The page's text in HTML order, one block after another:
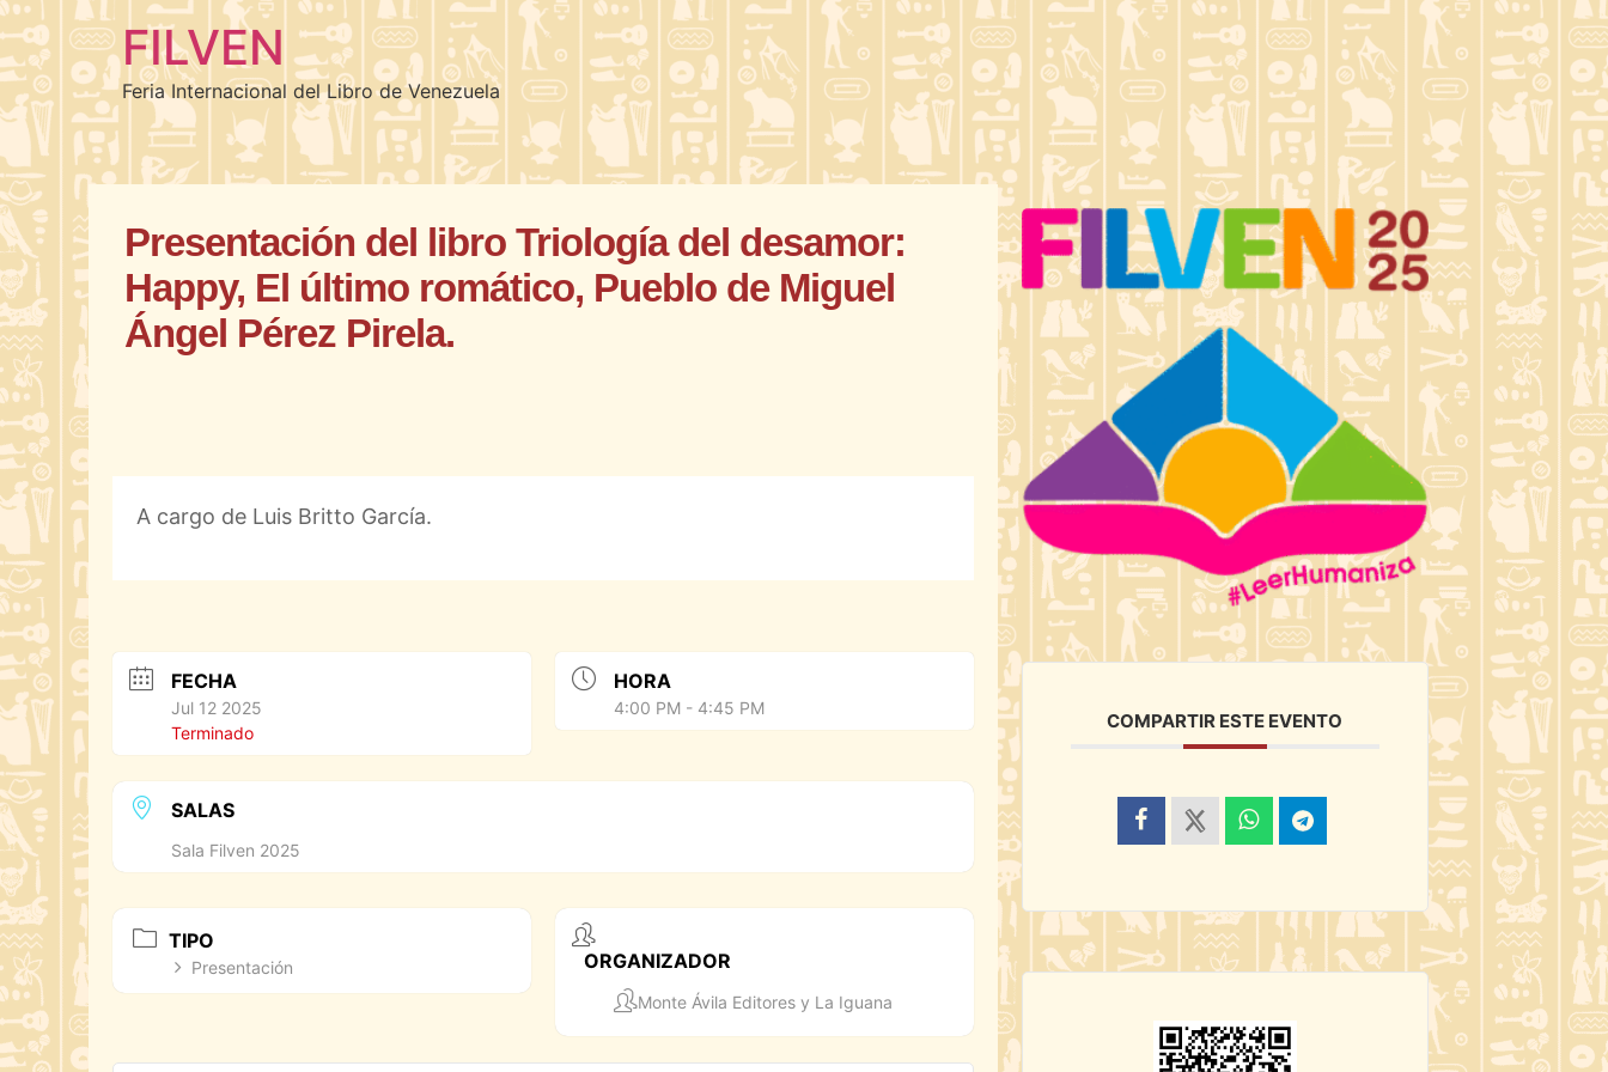
FILVEN
Feria Internacional del Libro de Venezuela
Presentación del libro Triología del desamor:
Happy, El último romático, Pueblo de Miguel
Ángel Pérez Pirela.
A cargo de Luis Britto García.
FECHA
Jul 12 2025
Terminado
HORA
4:00 PM - 4:45 PM
SALAS
Sala Filven 2025
TIPO
Presentación ORGANIZADOR
Monte Ávila Editores y La Iguana
COMPARTIR ESTE EVENTO